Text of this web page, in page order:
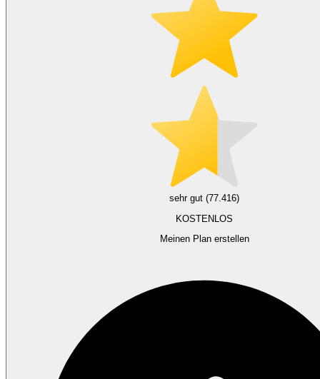
sehr gut (77.416)
KOSTENLOS
Meinen Plan erstellen